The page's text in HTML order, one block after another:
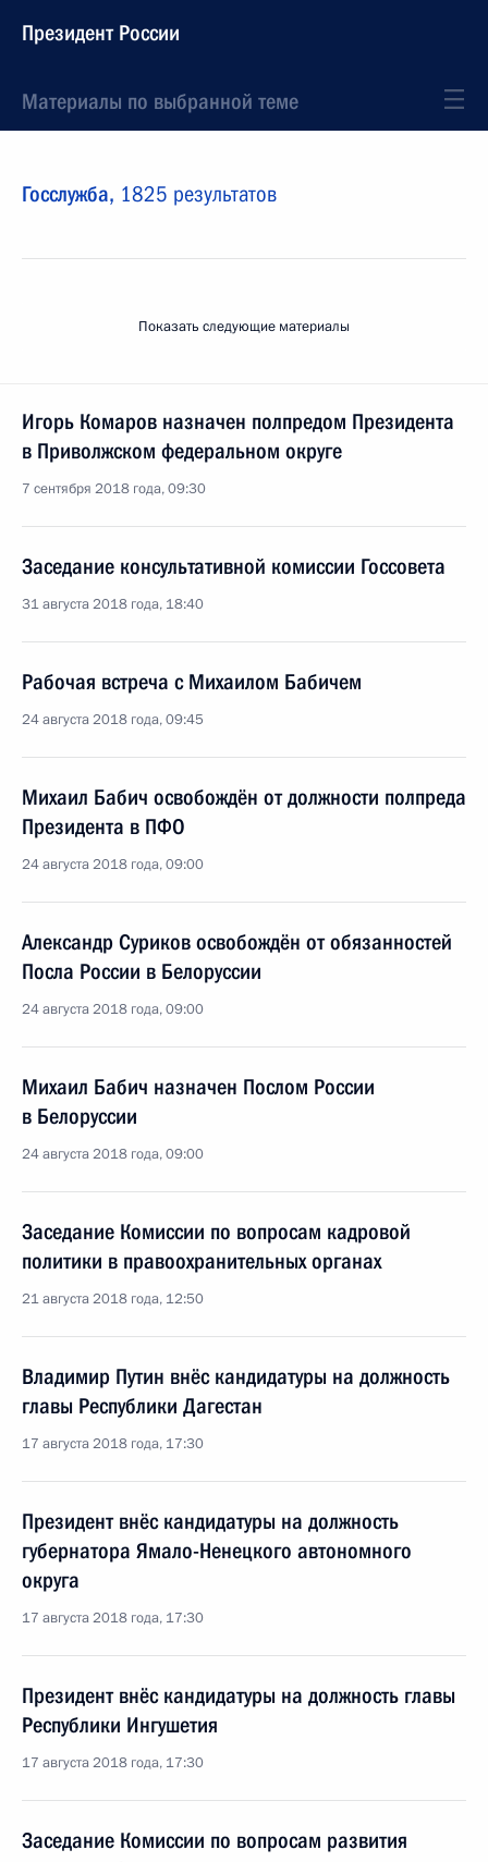
Президент России
Материалы по выбранной теме
Госслужба, 1825 результатов
Показать следующие материалы
Игорь Комаров назначен полпредом Президента
в Приволжском федеральном округе
7 сентября 2018 года, 09:30
Заседание консультативной комиссии Госсовета
31 августа 2018 года, 18:40
Рабочая встреча с Михаилом Бабичем
24 августа 2018 года, 09:45
Михаил Бабич освобождён от должности полпреда
Президента в ПФО
24 августа 2018 года, 09:00
Александр Суриков освобождён от обязанностей
Посла России в Белоруссии
24 августа 2018 года, 09:00
Михаил Бабич назначен Послом России
в Белоруссии
24 августа 2018 года, 09:00
Заседание Комиссии по вопросам кадровой
политики в правоохранительных органах
21 августа 2018 года, 12:50
Владимир Путин внёс кандидатуры на должность
главы Республики Дагестан
17 августа 2018 года, 17:30
Президент внёс кандидатуры на должность
губернатора Ямало-Ненецкого автономного
округа
17 августа 2018 года, 17:30
Президент внёс кандидатуры на должность главы
Республики Ингушетия
17 августа 2018 года, 17:30
Заседание Комиссии по вопросам развития